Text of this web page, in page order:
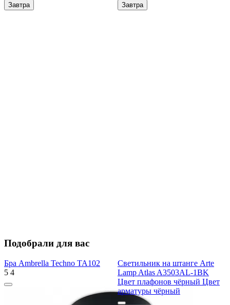
Завтра Завтра
Подобрали для вас
Бра Ambrella Techno TA102
5 4
Светильник на штанге Arte
Lamp Atlas A3503AL-1BK
Цвет плафонов чёрный Цвет
арматуры чёрный